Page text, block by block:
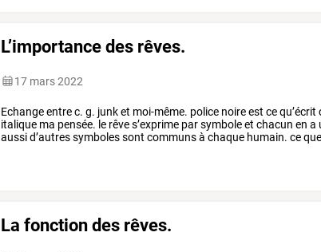
L’importance des rêves.
17 mars 2022
Echangeentrec. g. junket moi-même. police noireest cequ’écrit
italique ma pensée. le rêves’exprime parsymboleet chacun en a
aussid’autressymbolessont communsà chaque humain. ceque
La fonction des rêves.